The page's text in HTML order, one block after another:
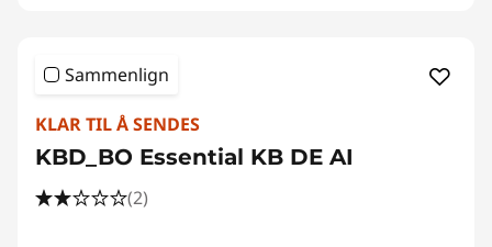
Sammenlign
KLAR TIL Å SENDES
KBD_BO Essential KB DE AI
(2)